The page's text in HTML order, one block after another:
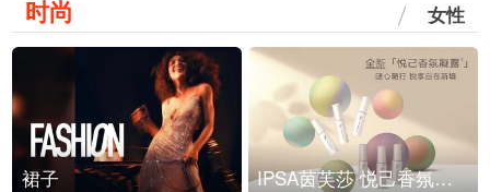
时尚 女性
裙子 IPSA茵芙莎 悦己香氛凝露上市